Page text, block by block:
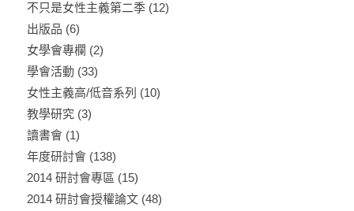
不只是女性主義第二季(12)
出版品 (6)
女學會專欄 (2)
學會活動 (33)
女性主義高/低音系列 (10)
教學研究(3)
讀書會(1)
年度研討會(138)
2014 研討會專區 (15)
2014 研討會授權論文(48)